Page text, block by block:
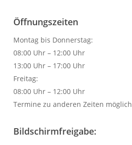
Öffnungszeiten
Montag bis Donnerstag:
08:00 Uhr – 12:00 Uhr
13:00 Uhr – 17:00 Uhr
Freitag:
08:00 Uhr – 12:00 Uhr
Termine zu anderen Zeiten möglich
Bildschirmfreigabe: